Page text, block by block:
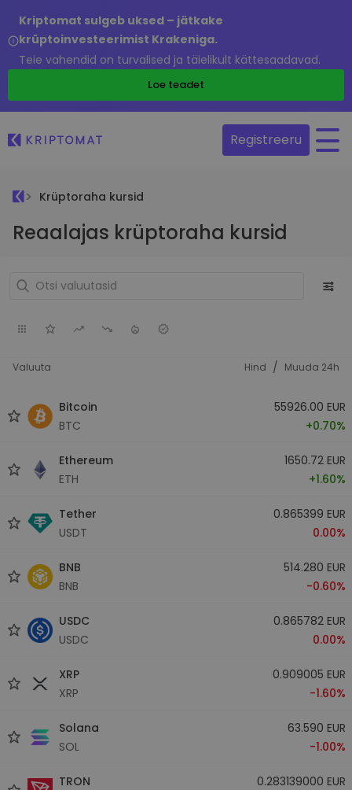
Kriptomat sulgeb uksed – jätkake
krüptoinvesteerimist Krakeniga.
Teie vahendid on turvalised ja täielikult kättesaadavad.
Loe teadet
Registreeru
Krüptoraha kursid
Reaalajas krüptoraha kursid
Valuuta Hind / Muuda 24h
Bitcoin
BTC
55926.00 EUR
+0.70%
Ethereum
ETH
1650.72 EUR
+1.60%
Tether
USDT
0.865399 EUR
0.00%
BNB
BNB
514.280 EUR
-0.60%
USDC
USDC
0.865782 EUR
0.00%
XRP
XRP
0.909005 EUR
-1.60%
Solana
SOL
63.590 EUR
-1.00%
TRON
0.283139000 EUR